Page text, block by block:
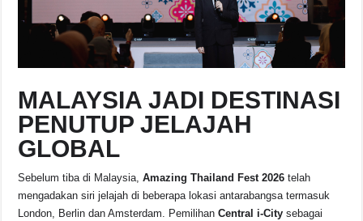
MALAYSIA JADI DESTINASI
PENUTUP JELAJAH
GLOBAL
Sebelum tiba di Malaysia,Amazing Thailand Fest 2026 telah
mengadakan siri jelajah di beberapa lokasi antarabangsa termasuk
London, Berlin dan Amsterdam. PemilihanCentral i-City sebagai